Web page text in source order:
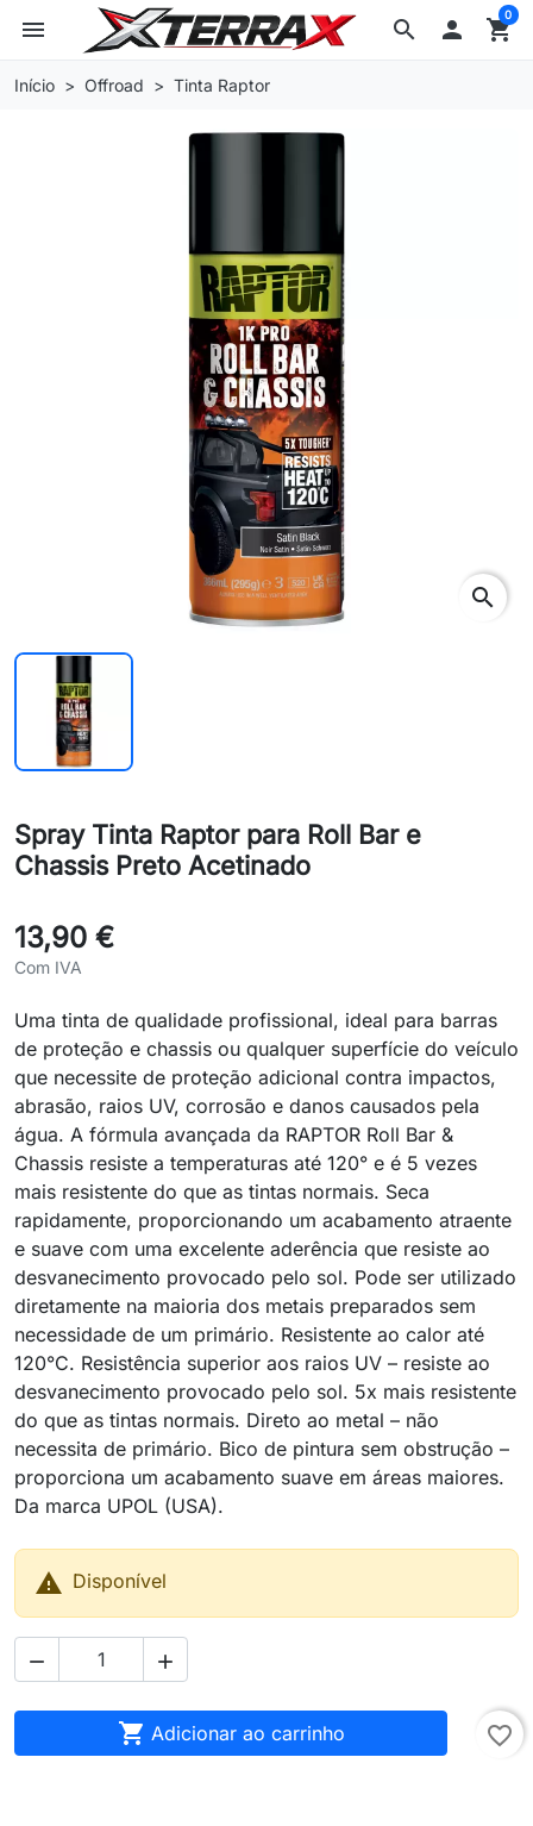
search
menu  shopping_cart
0
Início Offroad Tinta Raptor
search
Spray Tinta Raptor para Roll Bar e
Chassis Preto Acetinado
13,90 €
Com IVA
Uma tinta de qualidade profissional, ideal para barras
de proteção e chassis ou qualquer superfície do veículo
que necessite de proteção adicional contra impactos,
abrasão, raios UV, corrosão e danos causados pela
água. A fórmula avançada da RAPTOR Roll Bar &
Chassis resiste a temperaturas até 120° e é 5 vezes
mais resistente do que as tintas normais. Seca
rapidamente, proporcionando um acabamento atraente
e suave com uma excelente aderência que resiste ao
desvanecimento provocado pelo sol. Pode ser utilizado
diretamente na maioria dos metais preparados sem
necessidade de um primário. Resistente ao calor até
120°C. Resistência superior aos raios UV – resiste ao
desvanecimento provocado pelo sol. 5x mais resistente
do que as tintas normais. Direto ao metal – não
necessita de primário. Bico de pintura sem obstrução –
proporciona um acabamento suave em áreas maiores.
Da marca UPOL (USA).
 Disponível
 
 Adicionar ao carrinho favorite_border